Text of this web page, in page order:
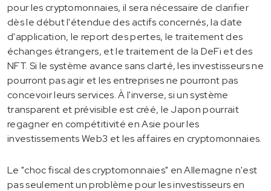
pour les cryptomonnaies, il sera nécessaire de clarifier
dès le début l'étendue des actifs concernés, la date
d'application, le report des pertes, le traitement des
échanges étrangers, et le traitement de la DeFi et des
NFT. Si le système avance sans clarté, les investisseurs ne
pourront pas agir et les entreprises ne pourront pas
concevoir leurs services. À l'inverse, si un système
transparent et prévisible est créé, le Japon pourrait
regagner en compétitivité en Asie pour les
investissements Web3 et les affaires en cryptomonnaies.
Le "choc fiscal des cryptomonnaies" en Allemagne n'est
pas seulement un problème pour les investisseurs en